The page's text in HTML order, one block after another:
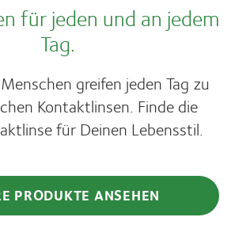
für jeden und an jedem
Tag.
greifen jeden Tag zu
Kontaktlinsen. Finde die
für Deinen Lebensstil.
PRODUKTE ANSEHEN